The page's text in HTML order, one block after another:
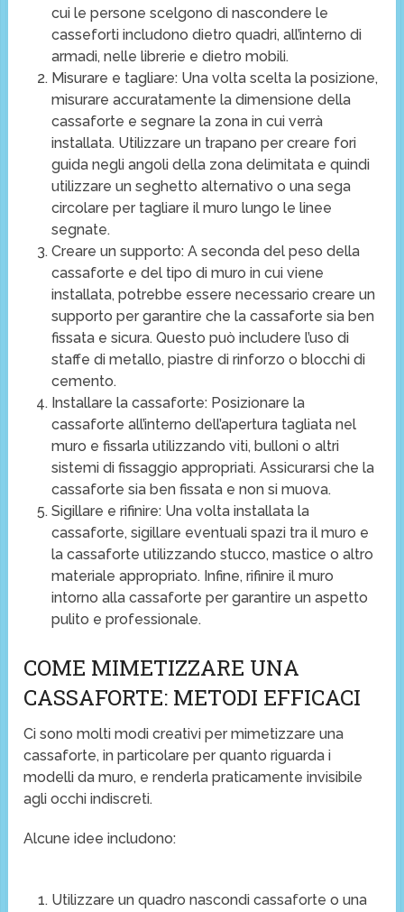
cui le persone scelgono di nascondere le
casseforti includono dietro quadri, all’interno di
armadi, nelle librerie e dietro mobili.
Misurare e tagliare: Una volta scelta la posizione,
misurare accuratamente la dimensione della
cassaforte e segnare la zona in cui verrà
installata. Utilizzare un trapano per creare fori
guida negli angoli della zona delimitata e quindi
utilizzare un seghetto alternativo o una sega
circolare per tagliare il muro lungo le linee
segnate.
Creare un supporto: A seconda del peso della
cassaforte e del tipo di muro in cui viene
installata, potrebbe essere necessario creare un
supporto per garantire che la cassaforte sia ben
fissata e sicura. Questo può includere l’uso di
staffe di metallo, piastre di rinforzo o blocchi di
cemento.
Installare la cassaforte: Posizionare la
cassaforte all’interno dell’apertura tagliata nel
muro e fissarla utilizzando viti, bulloni o altri
sistemi di fissaggio appropriati. Assicurarsi che la
cassaforte sia ben fissata e non si muova.
Sigillare e rifinire: Una volta installata la
cassaforte, sigillare eventuali spazi tra il muro e
la cassaforte utilizzando stucco, mastice o altro
materiale appropriato. Infine, rifinire il muro
intorno alla cassaforte per garantire un aspetto
pulito e professionale.
COME MIMETIZZARE UNA
CASSAFORTE: METODI EFFICACI
Ci sono molti modi creativi per mimetizzare una
cassaforte, in particolare per quanto riguarda i
modelli da muro, e renderla praticamente invisibile
agli occhi indiscreti.
Alcune idee includono:
Utilizzare un quadro nascondi cassaforte o una